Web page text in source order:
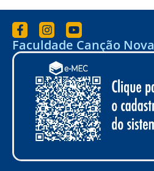
Faculdade Canção Nova